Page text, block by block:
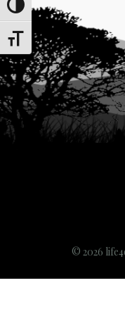
Переключить на
Переключить на
© 2026